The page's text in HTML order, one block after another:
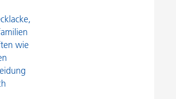
und Korrosionsschutz
und Formtrennmittel
wie